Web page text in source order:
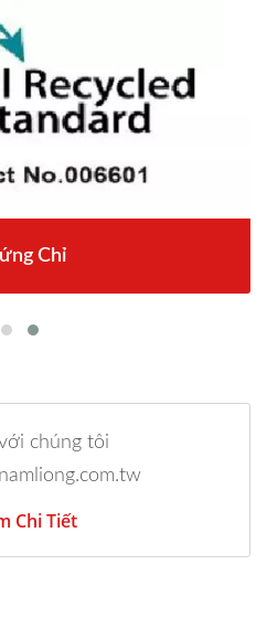
Chỉ
chúng tôi
Chi Tiết